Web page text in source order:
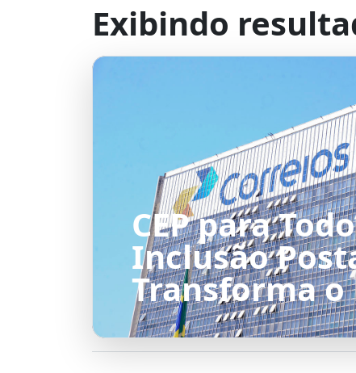
Exibindo
CEP para
Inclusão
Transforma o